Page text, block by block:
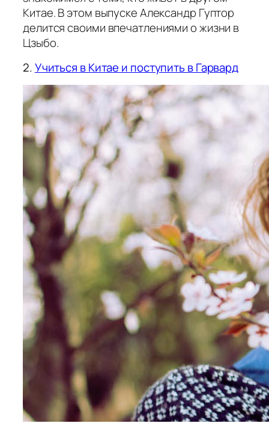
Китае. В этом выпуске Александр Гуптор
делится своими впечатлениями о жизни в
Цзыбо.
2.Учиться в Китае и поступить в Гарвард